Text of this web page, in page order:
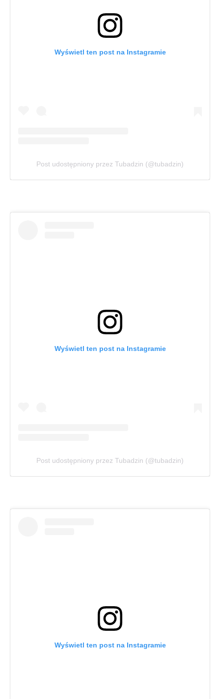
Wyświetl ten post na Instagramie
Post udostępniony przez Tubadzin (@tubadzin)
Wyświetl ten post na Instagramie
Post udostępniony przez Tubadzin (@tubadzin)
Wyświetl ten post na Instagramie